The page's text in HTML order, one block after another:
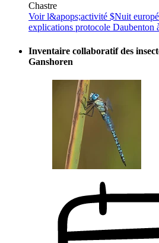
Chastre
Voir l&apops;activité $Nuit
explications protocole Daubenton
Inventaire collaboratif des
Ganshoren